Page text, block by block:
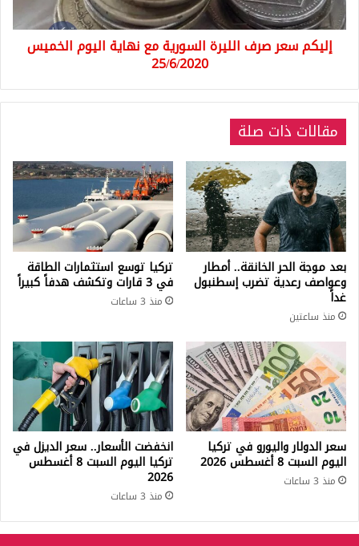
اليوم
الخميس
25/6/2020
إليكم سعر صرف الليرة السورية مع نهاية اليوم الخميس
25/6/2020
مقالات ذات صلة
بعد موجة الحر الخانقة.. أمطار
وعواصف رعدية تضرب إسطنبول
غداً
منذ ساعتين
تركيا توسع استثمارات الطاقة
في 3 قارات وتكشف هدفاً كبيراً
منذ 3 ساعات
سعر الدولار واليورو في تركيا
اليوم السبت 8 أغسطس 2026
منذ 3 ساعات
انخفضت الأسعار.. سعر الديزل في
تركيا اليوم السبت 8 أغسطس
2026
منذ 3 ساعات